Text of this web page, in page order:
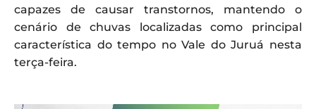
capazes de causar transtornos, mantendo o
cenário de chuvas localizadas como principal
característica do tempo no Vale do Juruá nesta
terça-feira.